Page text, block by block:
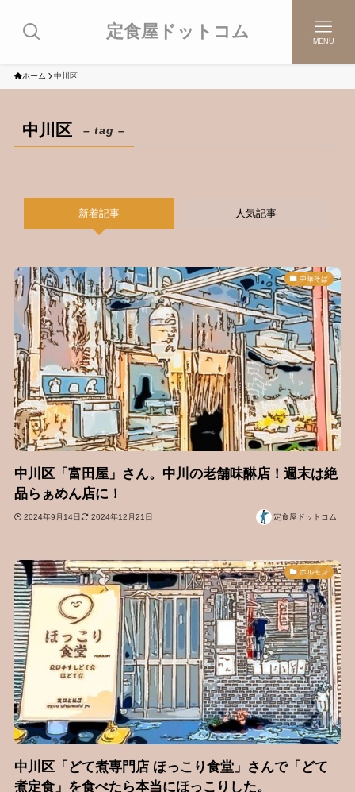
定食屋ドットコム MENU
ホーム 中川区
中川区 – tag –
新着記事 人気記事
中華そば
中川区「富田屋」さん。中川の老舗味醂店！週末は絶
品らぁめん店に！
2024年9月14日 2024年12月21日 定食屋ドットコム
ホルモン
中川区「どて煮専門店 ほっこり食堂」さんで「どて
煮定食」を食べたら本当にほっこりした。